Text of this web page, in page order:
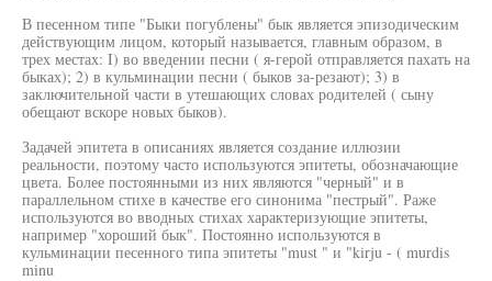
В песенном типе "Быки погублены" бык является эпизодическим
действующим лицом, который называется, главным образом, в
трех местах: I) во введении песни ( я-герой отправляется пахать на
быках); 2) в кульминации песни ( быков за-резают); 3) в
заключительной части в утешающих словах родителей ( сыну
обещают вскоре новых быков).
Задачей эпитета в описаниях является создание иллюзии
реальности, поэтому часто используются эпитеты, обозначающие
цвета. Более постоянными из них являются "черный" и в
параллельном стихе в качестве его синонима "пестрый". Раже
используются во вводных стихах характеризующие эпитеты,
например "хороший бык". Постоянно используются в
кульминации песенного типа эпитеты "must " и "kirju - ( murdis
minu